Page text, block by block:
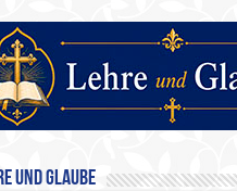
und Glaube